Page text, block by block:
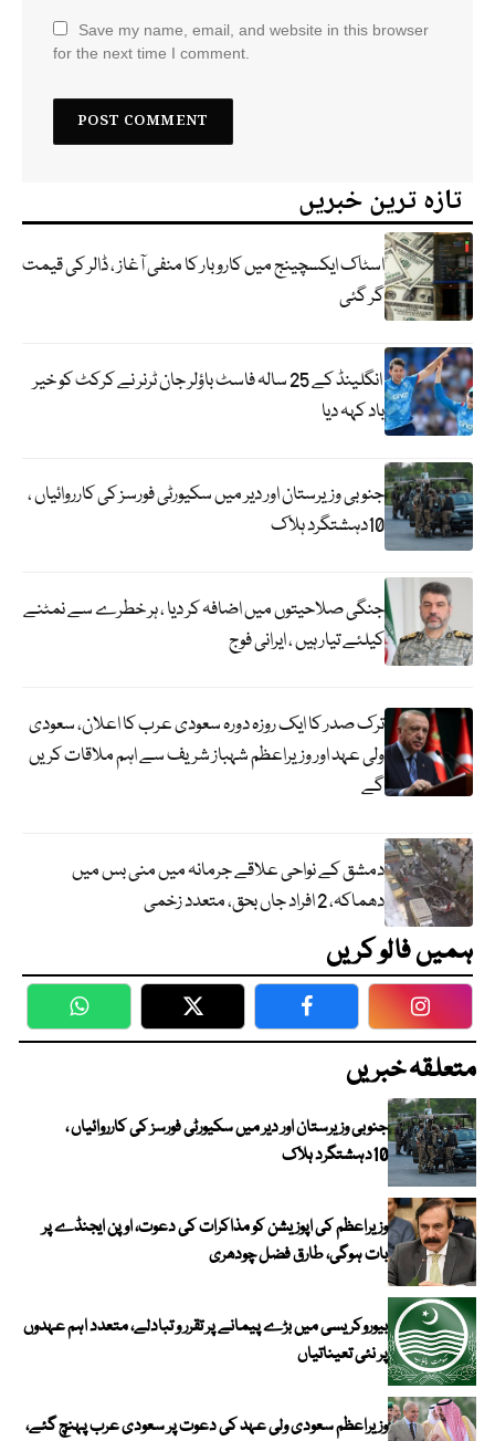
Save my name, email, and website in this browser
for the next time I comment.
تازہ ترین خبریں
اسٹاک ایکسچینج میں کاروبار کا منفی آغاز ، ڈالر کی قیمت
گر گئی
انگلینڈ کے 25 سالہ فاسٹ باؤلر جان ٹرنر نے کرکٹ کو خیر
باد کہہ دیا
جنوبی وزیرستان اور دیر میں سکیورٹی فورسز کی کارروائیاں ،
10دہشتگرد ہلاک
جنگی صلاحیتوں میں اضافہ کر دیا ، ہر خطرے سے نمٹنے
کیلئے تیار ہیں ، ایرانی فوج
ترک صدر کا ایک روزہ دورہ سعودی عرب کا اعلان، سعودی
ولی عہد اور وزیراعظم شہباز شریف سے اہم ملاقات کریں
گے
دمشق کے نواحی علاقے جرمانہ میں منی بس میں
دھماکہ، 2 افراد جاں بحق، متعدد زخمی
ہمیں فالو کریں
WhatsApp Twitter Facebook
متعلقہ خبریں
جنوبی وزیرستان اور دیر میں سکیورٹی فورسز کی کارروائیاں ،
10دہشتگرد ہلاک
وزیراعظم کی اپوزیشن کو مذاکرات کی دعوت، اوپن ایجنڈے پر
بات ہوگی، طارق فضل چودھری
بیوروکریسی میں بڑے پیمانے پر تقرر و تبادلے، متعدد اہم عہدوں
پر نئی تعیناتیاں
وزیراعظم سعودی ولی عہد کی دعوت پر سعودی عرب پہنچ گئے،